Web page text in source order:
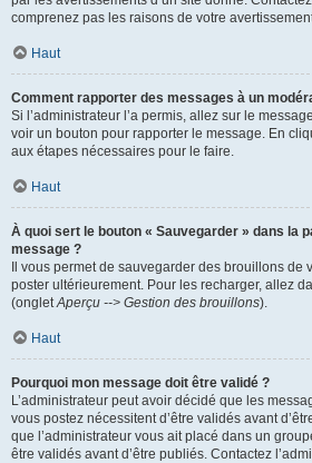
comprenez pas les raisons de votre
Haut
Comment rapporter des messages à un
Si l’administrateur l’a permis, allez sur le
voir un bouton pour rapporter le message. En
aux étapes nécessaires pour le faire.
Haut
À quoi sert le bouton « Sauvegarder » dans la
message ?
Il vous permet de sauvegarder des brouillons de
poster ultérieurement. Pour les recharger, allez
(ongletAperçu --> Gestion des brouillons).
Haut
Pourquoi mon message doit être validé ?
L’administrateur peut avoir décidé que les
vous postez nécessitent d’être validés avant
que l’administrateur vous ait placé dans un
être validés avant d’être publiés. Contactez